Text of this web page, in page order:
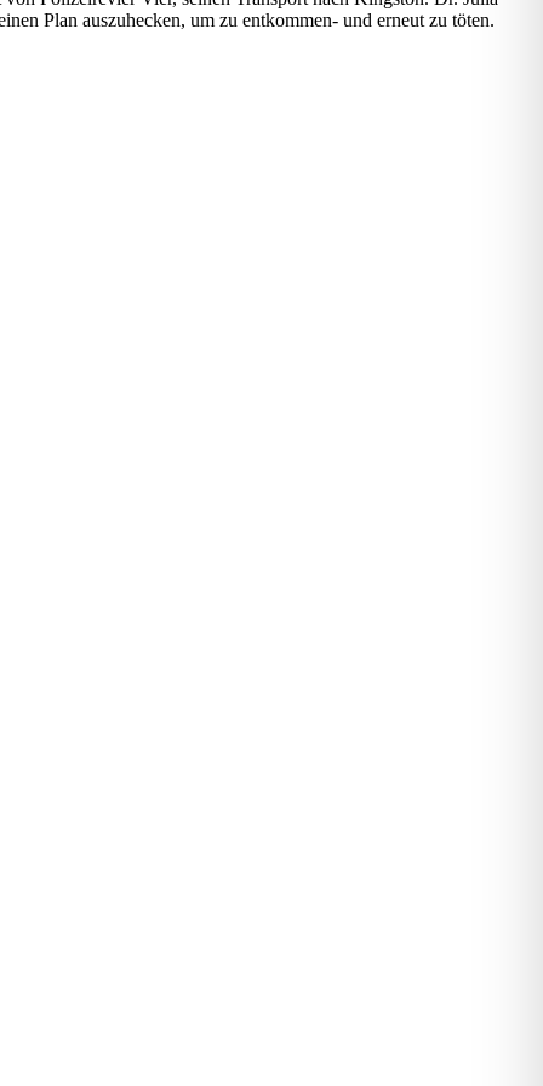
Plan auszuhecken, um zu entkommen- und erneut zu töten.